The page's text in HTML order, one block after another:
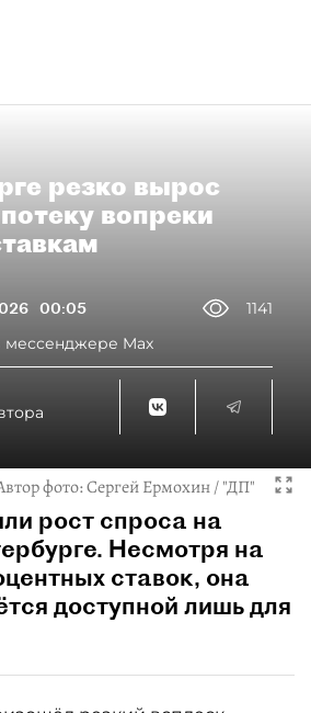
резко вырос
вопреки
00:05
1141
мессенджере Max
фото:Сергей Ермохин / "ДП"
рост спроса на
Несмотря на
ставок, она
доступной лишь для